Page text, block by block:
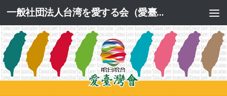
コンテンツへスキップ 一般社団法人台湾を愛する会（愛臺灣會）公式サイト